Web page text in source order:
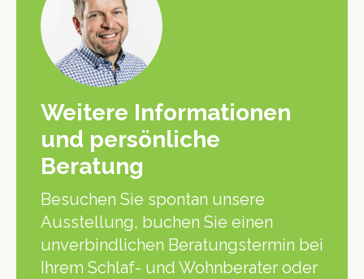
Weitere Informationen
und persönliche
Beratung
Besuchen Sie spontan unsere
Ausstellung, buchen Sie einen
unverbindlichen Beratungstermin bei
Ihrem Schlaf- und Wohnberater oder